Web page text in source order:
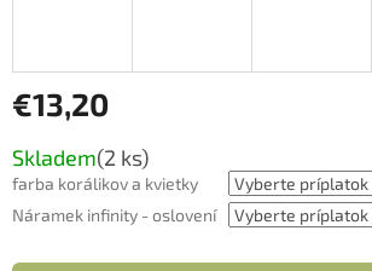
€13,20
Jednotková
cena:
Skladem(2 ks)
farba korálikov a kvietky
Náramek infinity - oslovení